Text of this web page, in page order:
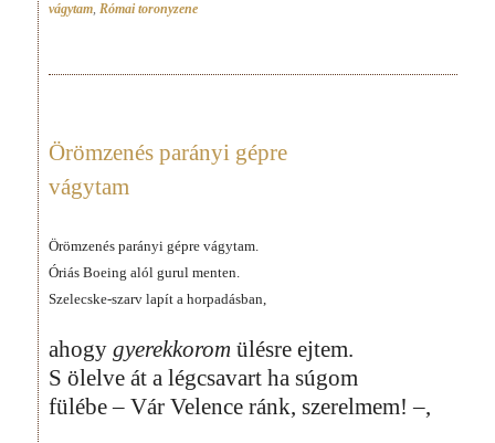
vágytam, Római toronyzene
Örömzenés parányi gépre
vágytam
Örömzenés parányi gépre vágytam.
Óriás Boeing alól gurul menten.
Szelecske-szarv lapít a horpadásban,
ahogy gyerekkorom ülésre ejtem.
S ölelve át a légcsavart ha súgom
fülébe – Vár Velence ránk, szerelmem! –,